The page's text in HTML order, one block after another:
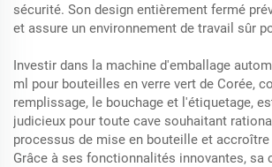
sécurité. Son design entièrement fermé
et assure un environnement de travail sûr
Investir dans la machine d'emballage
ml pour bouteilles en verre vert de Corée,
remplissage, le bouchage et l'étiquetage,
judicieux pour toute cave souhaitant
processus de mise en bouteille et
Grâce à ses fonctionnalités innovantes, sa